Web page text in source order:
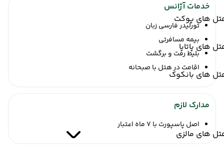
های پوکت
های پاتایا
های بانکوک
های مالزی
خدمات آژانس
تورلیدر فارسی زبان
بیمه مسافرتی
بلیط رفت و برگشت
اقامت در هتل با صبحانه
مدارک لازم
اصل پاسپورت با 7 ماه اعتبار